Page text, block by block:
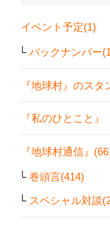
イベント予定(1)
バックナンバー
『地球村』のスタ
『私のひとこと
『地球村通信』
巻頭言(414)
スペシャル対談